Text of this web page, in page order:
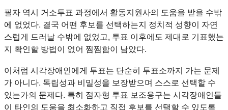
필자 역시 거소투표 과정에서 활동지원사의 도움을 받을 수밖
에 없었다. 결국 어떤 후보를 선택하는지 정치적 성향이 자연
스럽게 드러날 수밖에 없었고, 투표 이후에도 제대로 기표했는
지 확인할 방법이 없어 찜찜함이 남았다.
이처럼 시각장애인에게 투표는 단순히 투표소까지 가는 문제
가 아니다. 독립성과 비밀성을 보장받으며 스스로 선택할 수
있는가의 문제다. 특히 점자형 투표 보조용구는 시각장애인들
이 타인의 도움을 최소화하고 직접 후보를 선택할 수 있도록